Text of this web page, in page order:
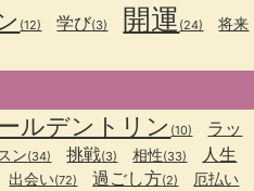
(12) 学び(3) 開運 (24)
将来
ルデントリン (10)
ラッ
ン(34) 挑戦(3) 相性(33) 人生
出会い(72) 過ごし方(2) 厄払い